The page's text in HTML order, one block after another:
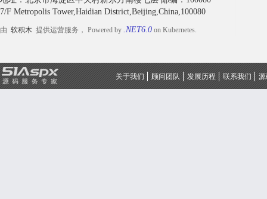
7/F Metropolis Tower,Haidian District,Beijing,China,100080
由 软积木 提供运营服务， Powered by .NET6.0 on Kubernetes.
关于我们 顾问团队 发展历程 联系我们